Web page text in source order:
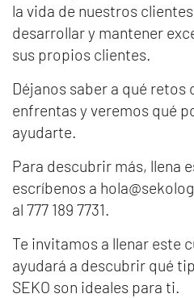
la vida de nuestros
desarrollar y mantener
sus propios clientes.
Déjanos saber a qué retos
enfrentas y veremos qué
ayudarte.
Para descubrir más, llena
escríbenos a
al 777 189 7731.
Te invitamos a llenar este
ayudará a descubrir qué
SEKO son ideales para ti.